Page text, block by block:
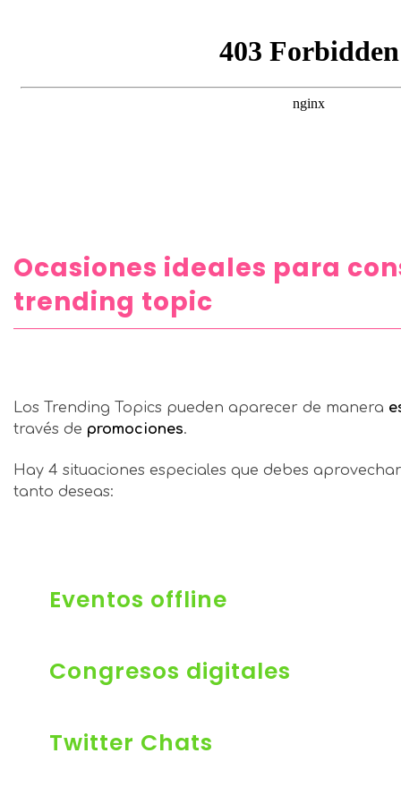
Ocasiones ideales para
trending topic
Los Trending Topics pueden aparecer de manera
través de promociones.
Hay 4 situaciones especiales que debes
tanto deseas:
Eventos offline
Congresos digitales
Twitter Chats